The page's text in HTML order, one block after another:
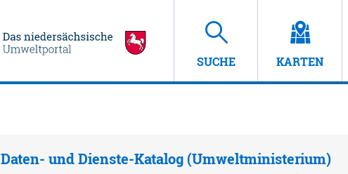
SUCHE KARTEN
Daten- und Dienste-Katalog (Umweltministerium)